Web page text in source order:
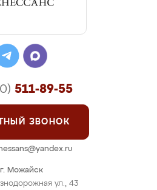
г. Можайск
ул., 43
511-89-55
ЗВОНОК